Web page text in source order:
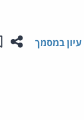
עיון במסמך